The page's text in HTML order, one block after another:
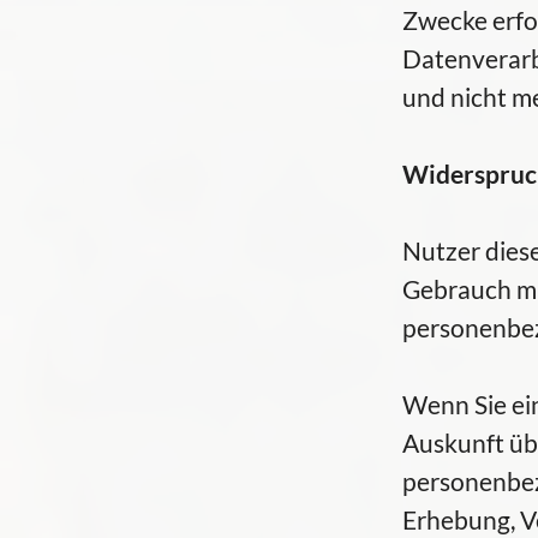
Zwecke
und nicht
Nutzer
Gebrauch
Wenn Sie
Auskunft
Erhebung,